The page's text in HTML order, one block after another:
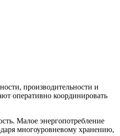
производительности и
оперативно координировать
Малое энергопотребление
многоуровневому хранению,